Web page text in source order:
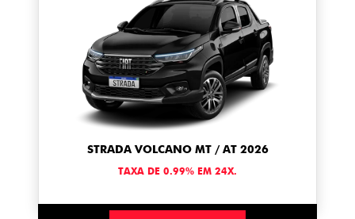
STRADA VOLCANO MT / AT 2026
TAXA DE 0.99% EM 24X.